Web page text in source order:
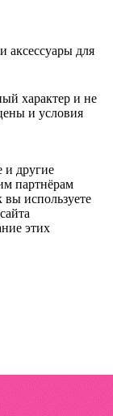
аксессуары для
характер и не
и условия
и другие
партнёрам
вы используете
этих